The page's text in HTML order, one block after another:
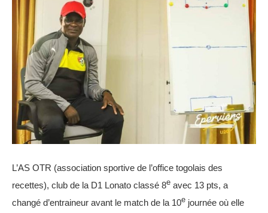
L’AS OTR (association sportive de l’office togolais des
recettes), club de la D1 Lonato classé 8e avec 13 pts, a
changé d’entraineur avant le match de la 10e journée où elle